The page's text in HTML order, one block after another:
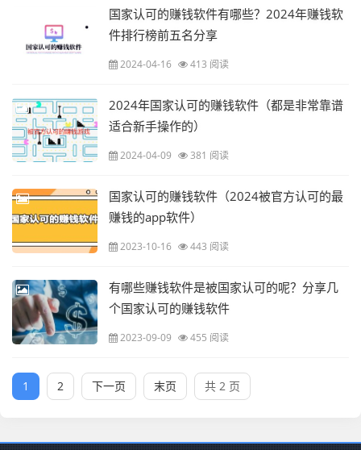
国家认可的赚钱软件有哪些？2024年赚钱软
件排行榜前五名分享
2024-04-16 413 阅读
2024年国家认可的赚钱软件（都是非常靠谱
适合新手操作的）
2024-04-09 381 阅读
国家认可的赚钱软件（2024被官方认可的最
赚钱的app软件）
2023-10-16 443 阅读
有哪些赚钱软件是被国家认可的呢？分享几
个国家认可的赚钱软件
2023-09-09 455 阅读
1 2 下一页 末页 共 2 页